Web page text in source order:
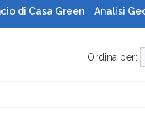
di Casa Green Analisi
Ordina per: